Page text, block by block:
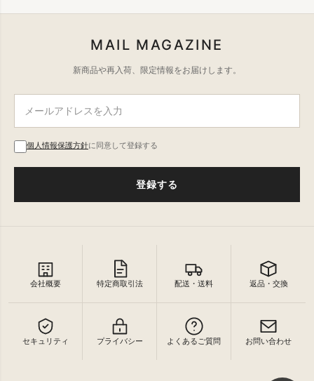
MAIL MAGAZINE
新商品や再入荷、限定情報をお届けします。
個人情報保護方針に同意して登録する
登録する
会社概要 特定商取引法 配送・送料 返品・交換
セキュリティ プライバシー よくあるご質問 お問い合わせ